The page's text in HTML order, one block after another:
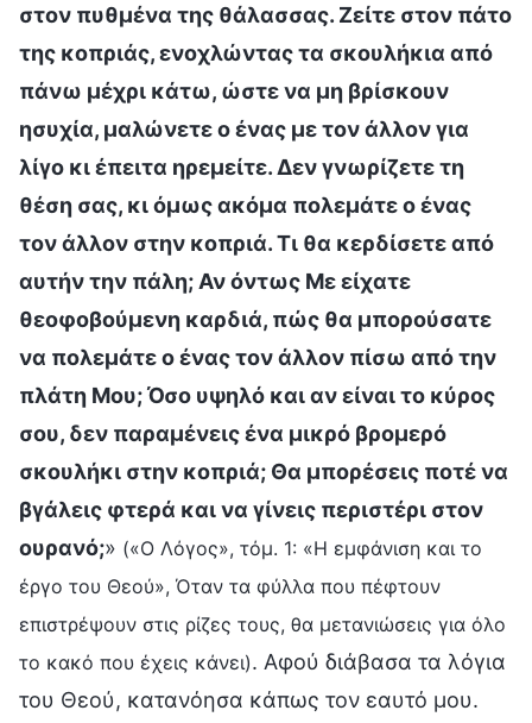
στον πυθμένα της θάλασσας. Ζείτε στον πάτο
της κοπριάς, ενοχλώντας τα σκουλήκια από
πάνω μέχρι κάτω, ώστε να μη βρίσκουν
ησυχία, μαλώνετε ο ένας με τον άλλον για
λίγο κι έπειτα ηρεμείτε. Δεν γνωρίζετε τη
θέση σας, κι όμως ακόμα πολεμάτε ο ένας
τον άλλον στην κοπριά. Τι θα κερδίσετε από
αυτήν την πάλη; Αν όντως Με είχατε
θεοφοβούμενη καρδιά, πώς θα μπορούσατε
να πολεμάτε ο ένας τον άλλον πίσω από την
πλάτη Μου; Όσο υψηλό και αν είναι το κύρος
σου, δεν παραμένεις ένα μικρό βρομερό
σκουλήκι στην κοπριά; Θα μπορέσεις ποτέ να
βγάλεις φτερά και να γίνεις περιστέρι στον
ουρανό;» («Ο Λόγος», τόμ. 1: «Η εμφάνιση και το
έργο του Θεού», Όταν τα φύλλα που πέφτουν
επιστρέψουν στις ρίζες τους, θα μετανιώσεις για όλο
το κακό που έχεις κάνει). Αφού διάβασα τα λόγια
του Θεού, κατανόησα κάπως τον εαυτό μου.